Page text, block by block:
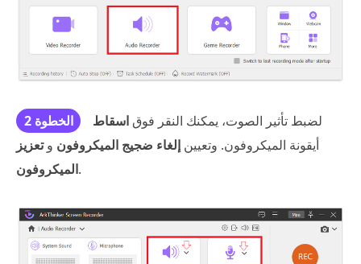
الخطوة 2 لضبط تأثير الصوت، يمكنك النقر فوقاسقاط
أيقونة الميكروفون. وتعيين إلغاء ضجيج الميكروفون وتعزيز
الميكروفون.